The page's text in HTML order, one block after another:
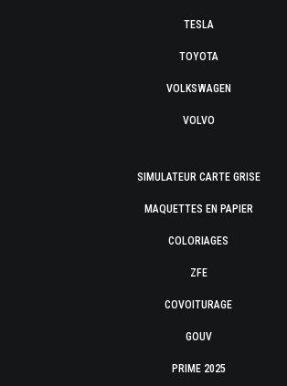
TESLA
TOYOTA
VOLKSWAGEN
VOLVO
SIMULATEUR CARTE GRISE
MAQUETTES EN PAPIER
COLORIAGES
ZFE
COVOITURAGE
GOUV
PRIME 2025